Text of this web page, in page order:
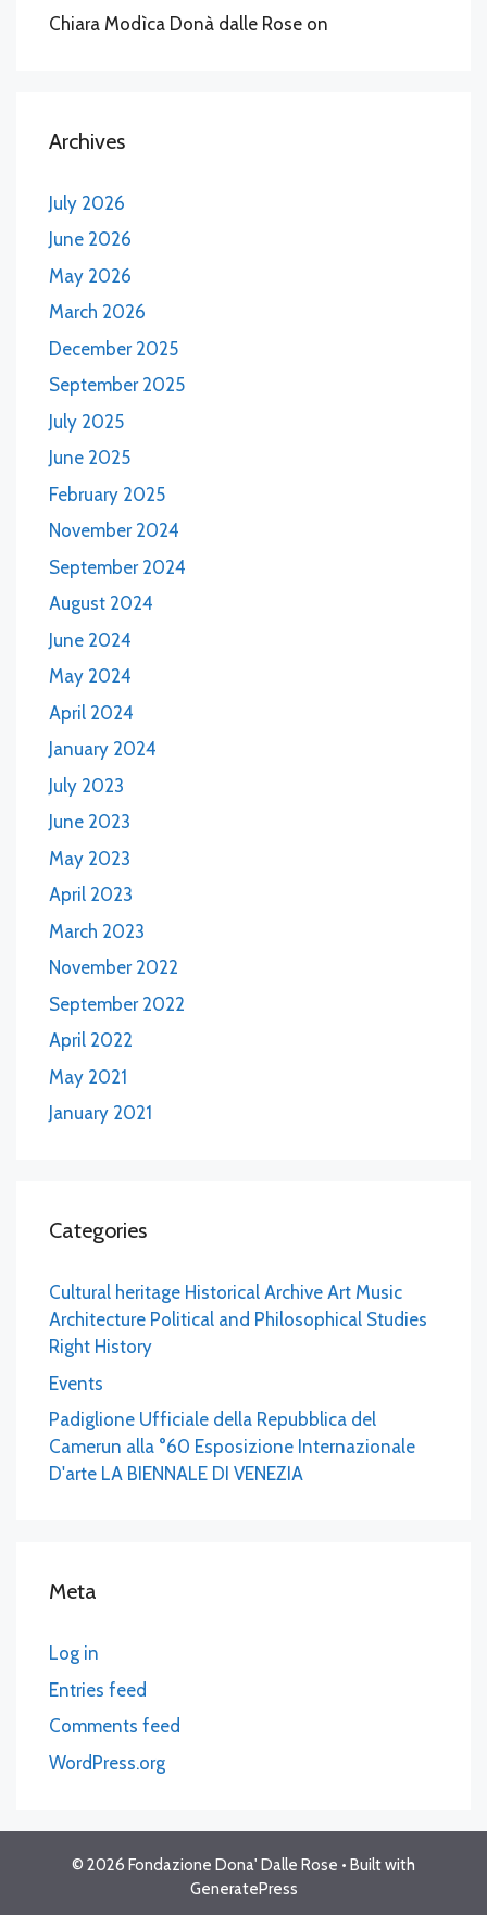
Chiara Modìca Donà dalle Rose on
Archives
July 2026
June 2026
May 2026
March 2026
December 2025
September 2025
July 2025
June 2025
February 2025
November 2024
September 2024
August 2024
June 2024
May 2024
April 2024
January 2024
July 2023
June 2023
May 2023
April 2023
March 2023
November 2022
September 2022
April 2022
May 2021
January 2021
Categories
Cultural heritage Historical Archive Art Music
Architecture Political and Philosophical Studies
Right History
Events
Padiglione Ufficiale della Repubblica del
Camerun alla °60 Esposizione Internazionale
D'arte LA BIENNALE DI VENEZIA
Meta
Log in
Entries feed
Comments feed
WordPress.org
© 2026 Fondazione Dona' Dalle Rose • Built with
GeneratePress